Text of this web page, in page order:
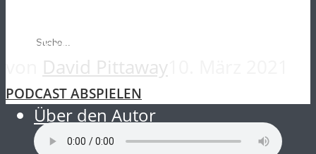
Vorschau
Blog Vorschau
Warum DSINA?
Über den Autor
David Pittaway
PODCAST ABSPIELEN